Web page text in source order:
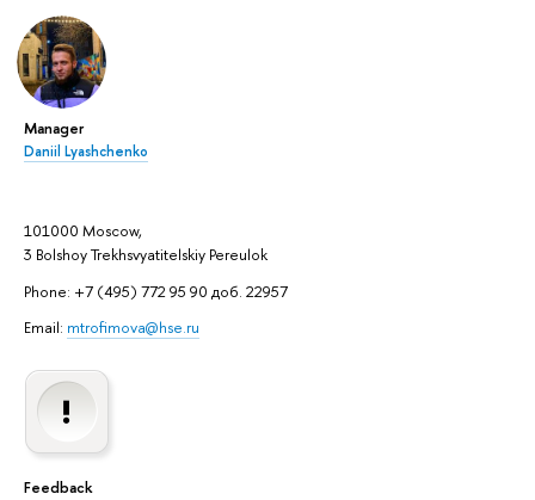
Manager
Daniil Lyashchenko
101000 Moscow,
3 Bolshoy Trekhsvyatitelskiy Pereulok
Phone: +7 (495) 772 95 90 доб. 22957
Email: mtrofimova@hse.ru
Feedback